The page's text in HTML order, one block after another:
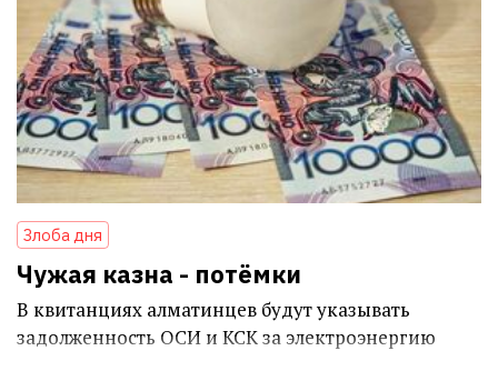
Злоба дня
Чужая казна - потёмки
В квитанциях алматинцев будут указывать
задолженность ОСИ и КСК за электроэнергию